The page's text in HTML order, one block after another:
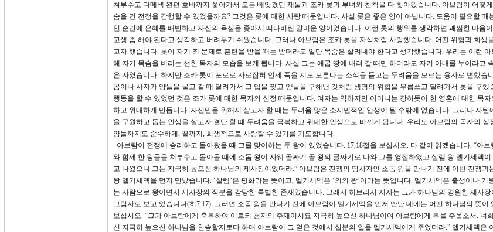
쳐부수고 다메섹 왼편 호바까지 쫓아가서 모든 빼앗겼던 재물과 조카 롯과 부녀와 친척을 다 찾아왔습니다. 아브람이 어떻
숨을 건 전쟁을 감행할 수 있었을까요? 그것은 롯에 대한 사랑 때문입니다. 사실 롯은 좋은 양이 아닙니다. 도움이 필요할 때
인 순간에 은혜를 배반하고 자신의 욕심을 좇아서 떠나버린 얄미운 양이었습니다. 이런 롯의 행위를 생각하면 괘씸한 마음
고생 좀 해야 된다고 생각하고 버려두기 쉬웠습니다. 그러나 아브람은 조카 롯을 자식처럼 사랑했습니다. 어떤 위험과 희생
고자 했습니다. 롯이 자기 죄 문제로 훈련을 받을 때는 받더라도 일단 목숨은 살려내야 한다고 생각했습니다. 우리는 이런 아
해 자기 목숨을 버리는 선한 목자의 모습을 보게 됩니다. 사실 그는 애굽 땅에 내려 갈 때만 하더라도 자기 아내를 누이라고
은 자였습니다. 하지만 조카 롯이 포로로 사로잡혀 언제 죽을 지도 모른다는 소식을 듣고는 두려움을 모르는 용사로 변했습
곰이나 사자가 양들을 물고 갈 때 달려가서 그 입을 찢고 양들을 구해낸 것처럼 생명의 위협을 무릅쓰고 달려가서 롯을 구했
행동을 할 수 있었던 것은 조카 롯에 대한 목자의 심정 때문입니다. 여자는 약하지만 어머니는 강하듯이 한 영혼에 대한 목
하고 위대하게 만듭니다. 자신만을 위해서 살고자 할 때는 두려움 많은 소시민적인 인생이 될 수밖에 없습니다. 그러나 사탄
을 구원하고 돕는 인생을 살고자 결단 할 때 두려움을 극복하고 위대한 인생으로 바뀌게 됩니다. 우리도 아브람의 목자의 심
양들까지도 순수하게, 끝까지, 희생적으로 사랑할 수 있기를 기도합니다.
아브람이 전쟁에 승리하고 돌아왔을 때 그를 맞이하는 두 왕이 있었습니다. 17,18절을 보십시오. 다 같이 읽겠습니다. “아
와 함께 한 왕들을 쳐부수고 돌아올 때에 소돔 왕이 사웨 골짜기 곧 왕의 골짜기로 나와 그를 영접하였고 살렘 왕 멜기세덱이
고 나왔으니 그는 지극히 높으신 하나님의 제사장이었더라.” 아브람은 전쟁의 당사자인 소돔 왕을 만나기 전에 이번 전쟁과
왕 멜기세덱을 먼저 만났습니다. ‘살렘’은 평화라는 뜻이고, 멜기세덱은 ‘의의 왕’이라는 뜻입니다. 멜기세덱은 출생이나 기
는 사람으로 왕이면서 제사장의 직분을 감당한 특별한 존재였습니다. 그래서 히브리서 저자는 그가 하나님의 영원한 제사장
그림자로 보고 있습니다(히7:17). 그러면 소돔 왕을 만나기 전에 아브람이 멜기세덱을 먼저 만난 데에는 어떤 하나님의 뜻이
보십시오. “그가 아브람에게 축복하여 이르되 천지의 주재이시요 지극히 높으신 하나님이여 아브람에게 복을 주옵소서. 너
신 지극히 높으신 하나님을 찬송할지로다 하매 아브람이 그 얻은 것에서 십분의 일을 멜기세덱에게 주었더라.” 멜기세덱은